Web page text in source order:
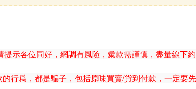
提示各位同好，網調有風險，彙款需謹慎，盡量線下
行爲，都是騙子，包括原味買賣/貨到付款，一定要先